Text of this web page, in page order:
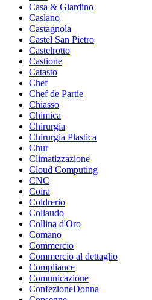
Casa & Giardino
Caslano
Castagnola
Castel San Pietro
Castelrotto
Castione
Catasto
Chef
Chef de Partie
Chiasso
Chimica
Chirurgia
Chirurgia Plastica
Chur
Climatizzazione
Cloud Computing
CNC
Coira
Coldrerio
Collaudo
Collina d'Oro
Comano
Commercio
Commercio al dettaglio
Compliance
Comunicazione
ConfezioneDonna